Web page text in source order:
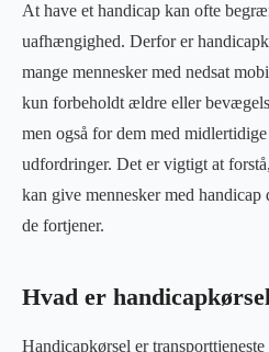
At have et handicap kan ofte
uafhængighed. Derfor er
mange mennesker med nedsat
kun forbeholdt ældre eller
men også for dem med
udfordringer. Det er vigtigt at
kan give mennesker med
de fortjener.
Hvad er
Handicapkørsel er